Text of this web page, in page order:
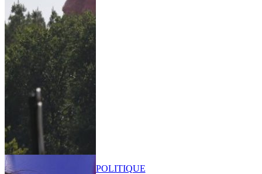
POLITIQUE